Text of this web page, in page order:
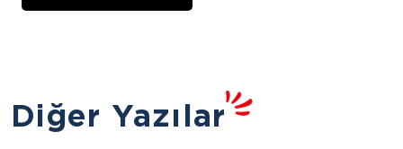
Diğer Yazılar